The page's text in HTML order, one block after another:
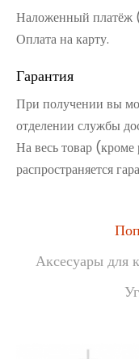
Наложенный платёж
Оплата на карту.
Гарантия
При получении вы
отделении службы
На весь товар
распространяется
Аксесуары для